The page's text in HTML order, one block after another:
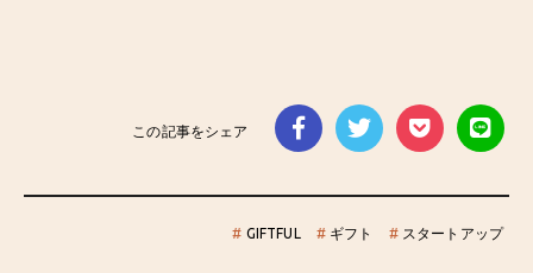
この記事をシェア
# GIFTFUL # ギフト #スタートアップ